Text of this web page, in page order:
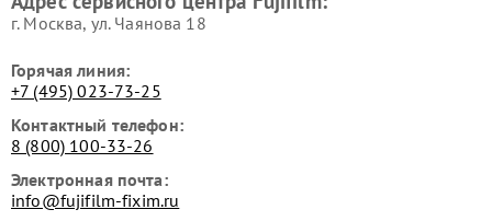
г. Москва, ул. Чаянова 18
Горячая линия:
+7 (495) 023-73-25
Контактный телефон:
8 (800) 100-33-26
Электронная почта:
info@fujifilm-fixim.ru